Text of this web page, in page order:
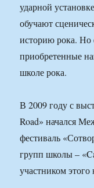
ударной
обучают
историю рока. Но
приобретенные
школе рока.
В 2009 году с
Road» начался
фестиваль
групп школы –
участником